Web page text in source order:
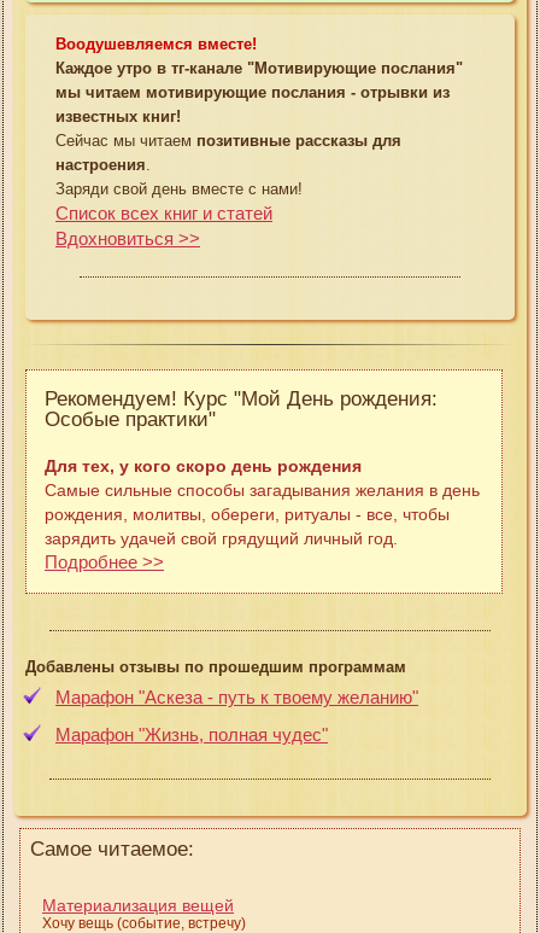
Воодушевляемся вместе!
Каждое утро в тг-канале "Мотивирующие послания"
мы читаем мотивирующие послания - отрывки из
известных книг!
Сейчас мы читаем позитивные рассказы для
настроения
Заряди свой день вместе с нами!
Список всех книг и статей
Вдохновиться >>
Рекомендуем! Курс "Мой День рождения:
Особые практики"
Для тех, у кого скоро день рождения
Самые сильные способы загадывания желания в день
рождения, молитвы, обереги, ритуалы - все, чтобы
зарядить удачей свой грядущий личный год.
Подробнее >>
Добавлены отзывы по прошедшим программам
Марафон "Аскеза - путь к твоему желанию"
Марафон "Жизнь, полная чудес"
Самое читаемое:
Материализация вещей
Хочу вещь (событие, встречу)